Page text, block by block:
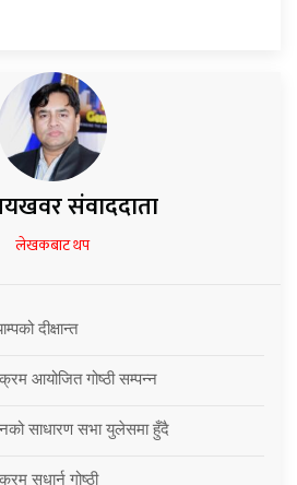
संवाददाता
लेखकबाट थप
दीक्षान्त
आयोजित गोष्ठी सम्पन्न
साधारण सभा युलेसमा हुँदै
सुधार्न गोष्ठी